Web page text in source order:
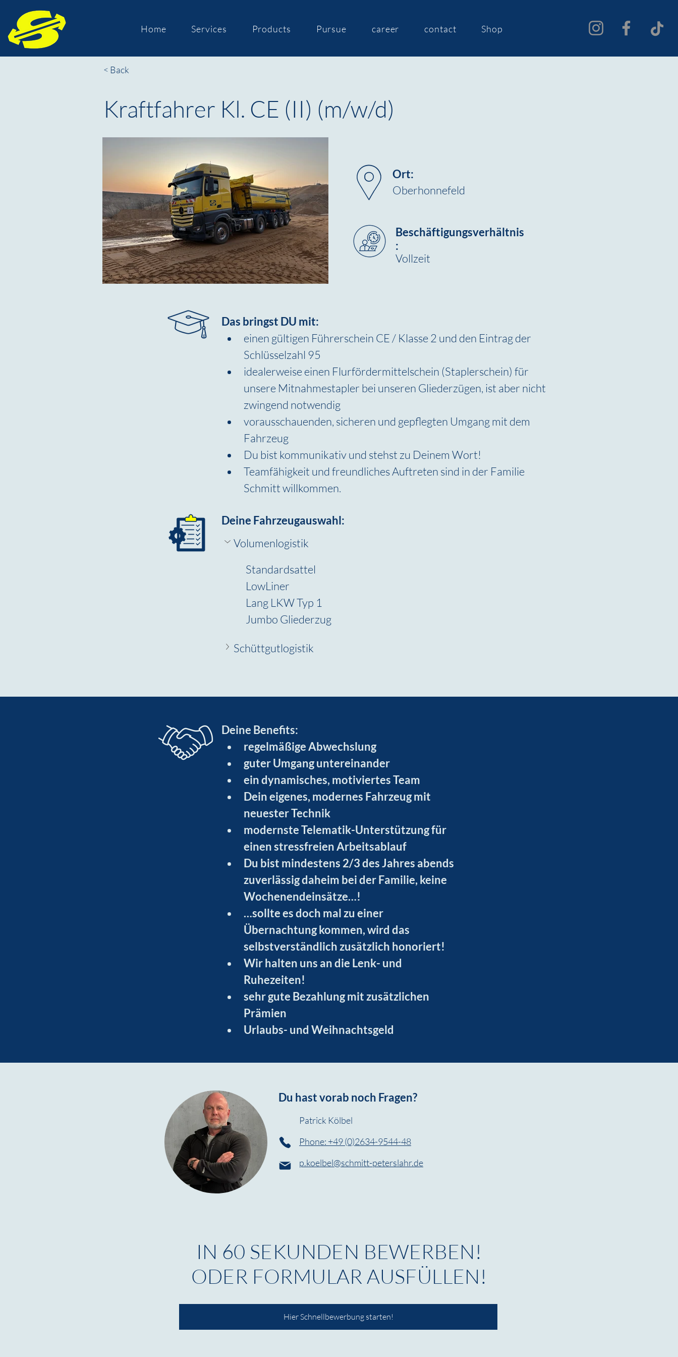
Home Services Products Pursue career contact Shop
< Back
Kraftfahrer Kl. CE (II) (m/w/d)
Ort:
Oberhonnefeld
Vollzeit
Beschäftigungsverhältnis
:
Das bringst DU mit:
einen gültigen Führerschein CE / Klasse 2 und den Eintrag der
Schlüsselzahl 95
idealerweise einen Flurfördermittelschein (Staplerschein) für
unsere Mitnahmestapler bei unseren Gliederzügen, ist aber nicht
zwingend notwendig
vorausschauenden, sicheren und gepflegten Umgang mit dem
Fahrzeug
Du bist kommunikativ und stehst zu Deinem Wort!
Teamfähigkeit und freundliches Auftreten sind in der Familie
Schmitt willkommen.
Deine Fahrzeugauswahl:
Volumenlogistik
Standardsattel
LowLiner
Lang LKW Typ 1
Jumbo Gliederzug
Schüttgutlogistik
Deine Benefits:
regelmäßige Abwechslung
guter Umgang untereinander
ein dynamisches, motiviertes Team
Dein eigenes, modernes Fahrzeug mit
neuester Technik
modernste Telematik-Unterstützung für
einen stressfreien Arbeitsablauf
Du bist mindestens 2/3 des Jahres abends
zuverlässig daheim bei der Familie, keine
Wochenendeinsätze…!
…sollte es doch mal zu einer
Übernachtung kommen, wird das
selbstverständlich zusätzlich honoriert!
Wir halten uns an die Lenk- und
Ruhezeiten!
sehr gute Bezahlung mit zusätzlichen
Prämien
Urlaubs- und Weihnachtsgeld
Du hast vorab noch Fragen?
Patrick Kölbel
Phone: +49 (0)2634-9544-48
p.koelbel@schmitt-peterslahr.de
IN 60 SEKUNDEN BEWERBEN!
ODER FORMULAR AUSFÜLLEN!
Hier Schnellbewerbung starten!